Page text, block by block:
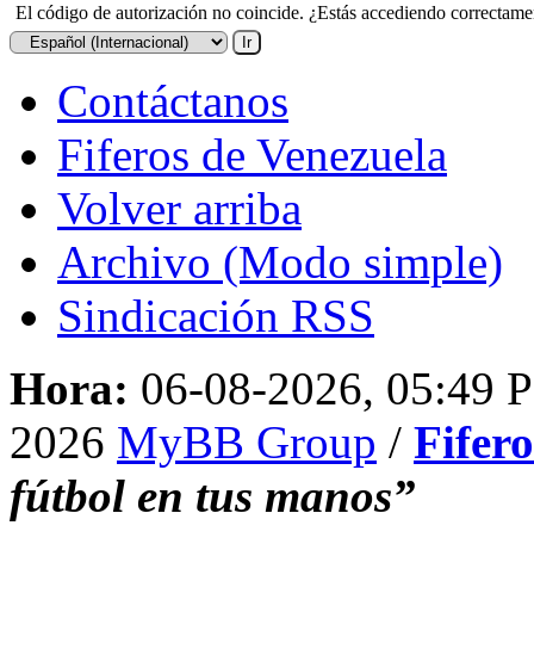
El código de autorización no coincide. ¿Estás accediendo
Contáctanos
Fiferos de Venezuela
Volver arriba
Archivo (Modo simple)
Sindicación RSS
Hora: 06-08-2026, 05:49
2026 MyBB Group /
fútbol en tus manos”